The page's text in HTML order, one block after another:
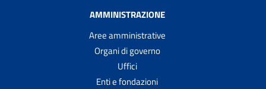
AMMINISTRAZIONE
Aree amministrative
Organi di governo
Uffici
Enti e fondazioni